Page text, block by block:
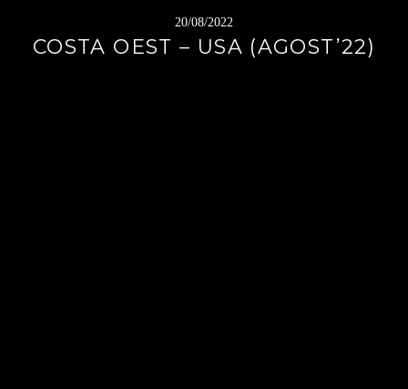
20/08/2022
COSTA OEST – USA (AGOST’22)